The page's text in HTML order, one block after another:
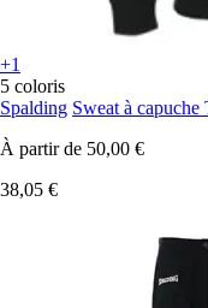
+1
5 coloris
Spalding Sweat à capuche
À partir de 50,00 €
38,05 €